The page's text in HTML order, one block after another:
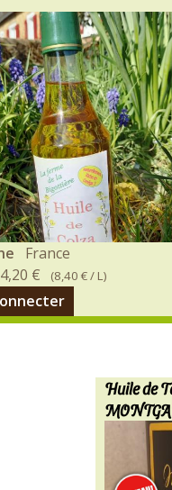
France
4,20 € (8,40 €/ L)
Huile de